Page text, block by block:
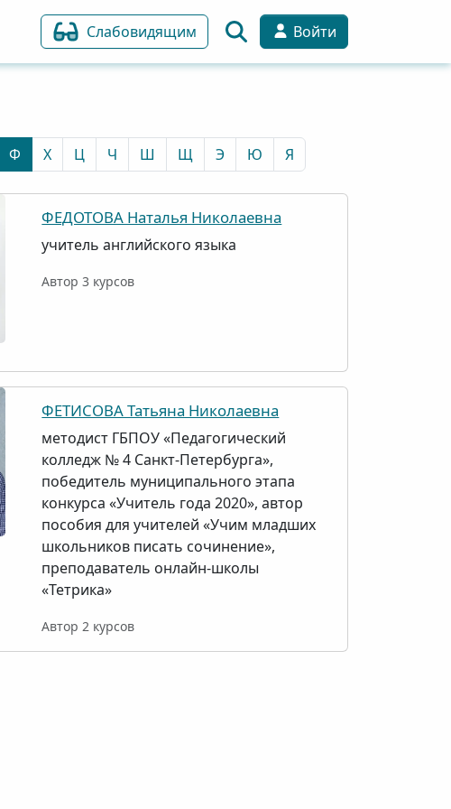
Слабовидящим Войти
Ф Х Ц Ч Ш Щ Э Ю Я
ФЕДОТОВА Наталья Николаевна
учитель английского языка
Автор 3 курсов
ФЕТИСОВА Татьяна Николаевна
методист ГБПОУ «Педагогический
колледж № 4 Санкт-Петербурга»,
победитель муниципального этапа
конкурса «Учитель года 2020», автор
пособия для учителей «Учим младших
школьников писать сочинение»,
преподаватель онлайн-школы
«Тетрика»
Автор 2 курсов